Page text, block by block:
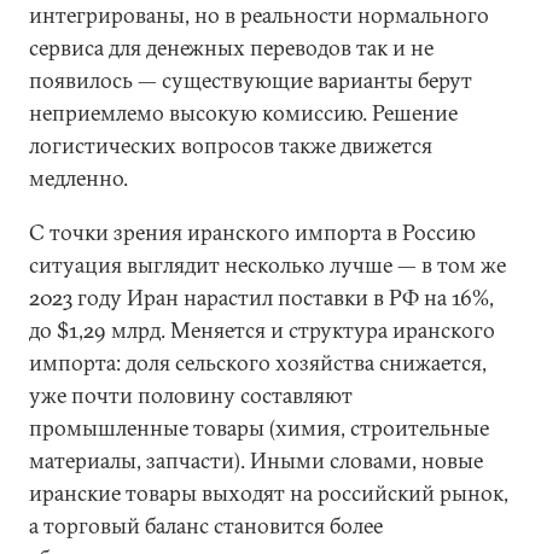
интегрированы, но в реальности нормального
сервиса для денежных переводов так и не
появилось — существующие варианты берут
неприемлемо высокую комиссию. Решение
логистических вопросов также движется
медленно.
С точки зрения иранского импорта в Россию
ситуация выглядит несколько лучше — в том же
2023 году Иран нарастил поставки в РФ на 16%,
до $1,29 млрд. Меняется и структура иранского
импорта: доля сельского хозяйства снижается,
уже почти половину составляют
промышленные товары (химия, строительные
материалы, запчасти). Иными словами, новые
иранские товары выходят на российский рынок,
а торговый баланс становится более